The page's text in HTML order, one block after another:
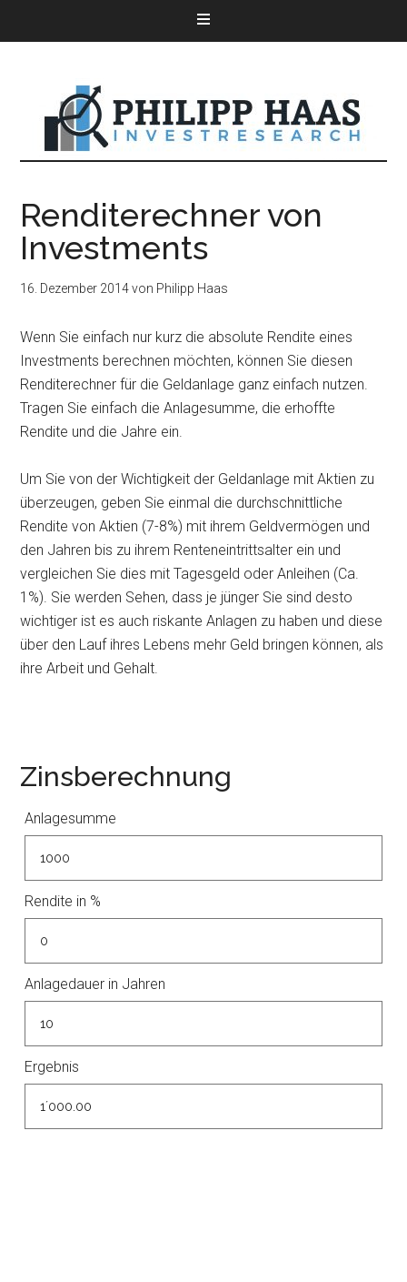
Renditerechner von
Investments
16. Dezember 2014von Philipp Haas
Wenn Sie einfach nur kurz die absolute Rendite eines
Investments berechnen möchten, können Sie diesen
Renditerechner für die Geldanlage ganz einfach nutzen.
Tragen Sie einfach die Anlagesumme, die erhoffte
Rendite und die Jahre ein.
Um Sie von der Wichtigkeit der Geldanlage mit Aktien zu
überzeugen, geben Sie einmal die durchschnittliche
Rendite von Aktien (7-8%) mit ihrem Geldvermögen und
den Jahren bis zu ihrem Renteneintrittsalter ein und
vergleichen Sie dies mit Tagesgeld oder Anleihen (Ca.
1%). Sie werden Sehen, dass je jünger Sie sind desto
wichtiger ist es auch riskante Anlagen zu haben und diese
über den Lauf ihres Lebens mehr Geld bringen können, als
ihre Arbeit und Gehalt.
Zinsberechnung
Anlagesumme
Rendite in %
Anlagedauer in Jahren
Ergebnis